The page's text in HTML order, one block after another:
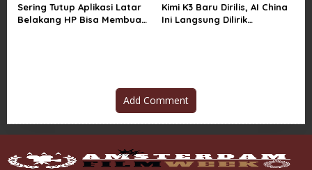
Sering Tutup Aplikasi Latar
Belakang HP Bisa Membuat
Kimi K3 Baru Dirilis, AI China
Ini Langsung Dilirik
Add Comment